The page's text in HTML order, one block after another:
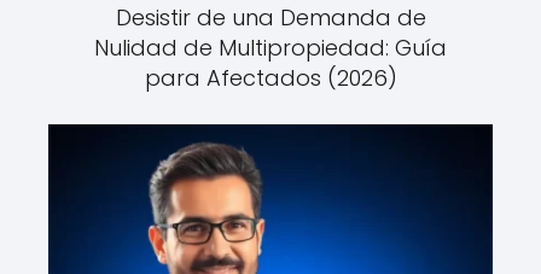
Desistir de una Demanda de
Nulidad de Multipropiedad: Guía
para Afectados (2026)